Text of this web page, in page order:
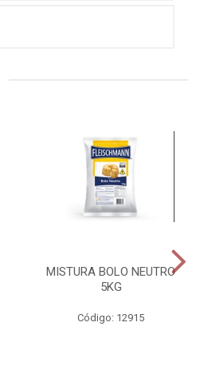
MISTURA BOLO NEUTRO
5KG
Código: 12915